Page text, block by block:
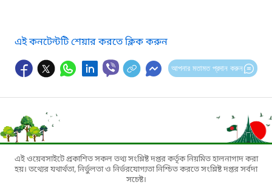
এই কনটেন্টটি শেয়ার করতে ক্লিক করুন
আপনার মতামত প্রদান করুন
এই ওয়েবসাইটে প্রকাশিত সকল তথ্য সংশ্লিষ্ট দপ্তর কর্তৃক নিয়মিত হালনাগাদ করা
হয়। তথ্যের যথার্থতা, নির্ভুলতা ও নির্ভরযোগ্যতা নিশ্চিত করতে সংশ্লিষ্ট দপ্তর সর্বদা
সচেষ্ট।